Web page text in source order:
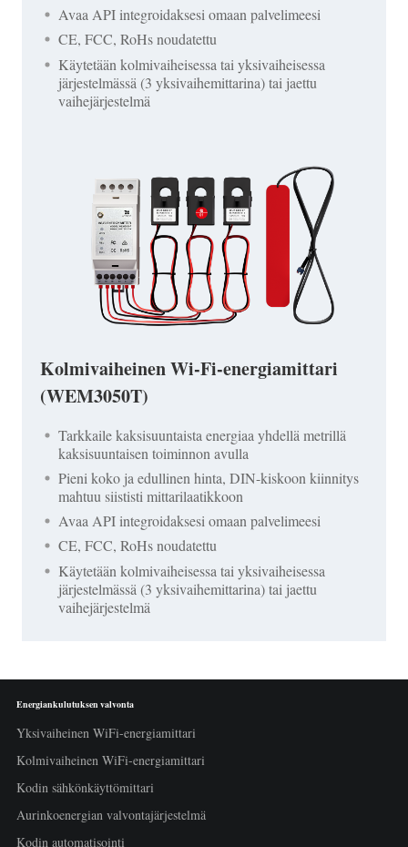
Avaa API integroidaksesi omaan palvelimeesi
CE, FCC, RoHs noudatettu
Käytetään kolmivaiheisessa tai yksivaiheisessa
järjestelmässä (3 yksivaihemittarina) tai jaettu
vaihejärjestelmä
Kolmivaiheinen Wi-Fi-energiamittari
(WEM3050T)
Tarkkaile kaksisuuntaista energiaa yhdellä metrillä
kaksisuuntaisen toiminnon avulla
Pieni koko ja edullinen hinta, DIN-kiskoon kiinnitys
mahtuu siististi mittarilaatikkoon
Avaa API integroidaksesi omaan palvelimeesi
CE, FCC, RoHs noudatettu
Käytetään kolmivaiheisessa tai yksivaiheisessa
järjestelmässä (3 yksivaihemittarina) tai jaettu
vaihejärjestelmä
Energiankulutuksen valvonta
Yksivaiheinen WiFi-energiamittari
Kolmivaiheinen WiFi-energiamittari
Kodin sähkönkäyttömittari
Aurinkoenergian valvontajärjestelmä
Kodin automatisointi